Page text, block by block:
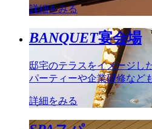
詳細をみる
BANQUET宴会場
邸宅のテラスをイメージし
パーティーや企業研修など
詳細をみる